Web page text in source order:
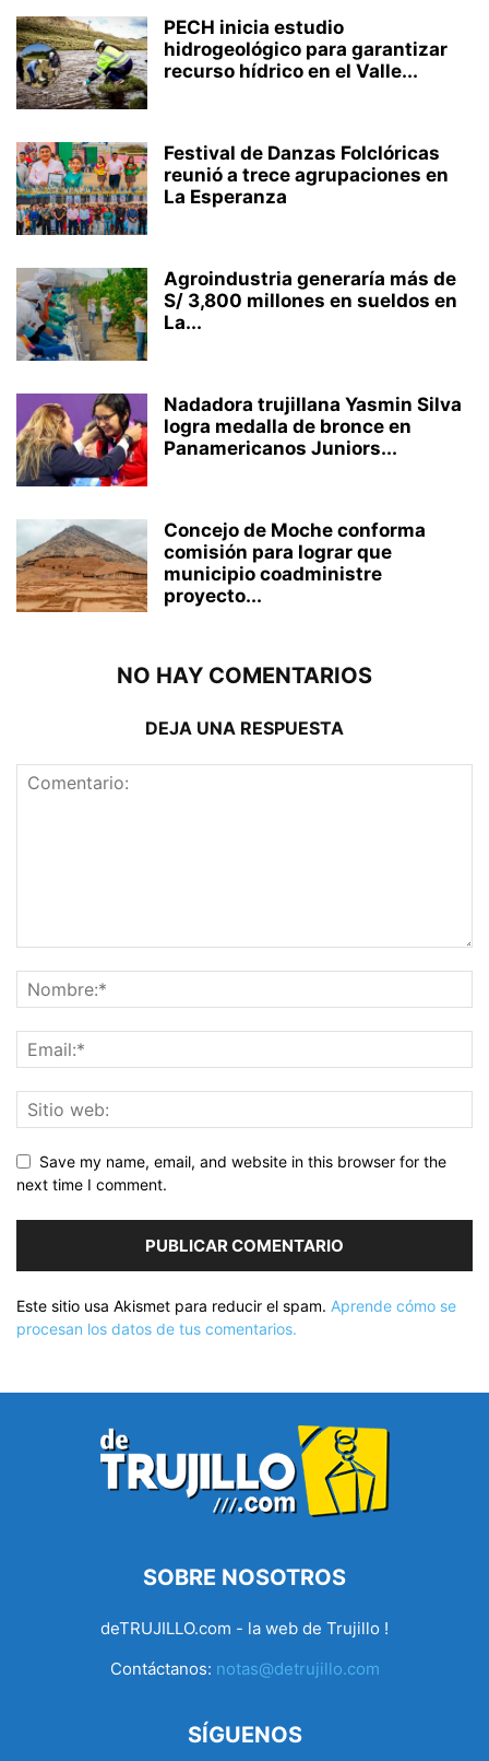
PECH inicia estudio
hidrogeológico para garantizar
recurso hídrico en el Valle...
Festival de Danzas Folclóricas
reunió a trece agrupaciones en
La Esperanza
Agroindustria generaría más de
S/ 3,800 millones en sueldos en
La...
Nadadora trujillana Yasmin Silva
logra medalla de bronce en
Panamericanos Juniors...
Concejo de Moche conforma
comisión para lograr que
municipio coadministre
proyecto...
NO HAY COMENTARIOS
DEJA UNA RESPUESTA
Save my name, email, and website in this browser for the
next time I comment.
Este sitio usa Akismet para reducir el spam. Aprende cómo se
procesan los datos de tus comentarios.
SOBRE NOSOTROS
deTRUJILLO.com - la web de Trujillo !
Contáctanos: notas@detrujillo.com
SÍGUENOS